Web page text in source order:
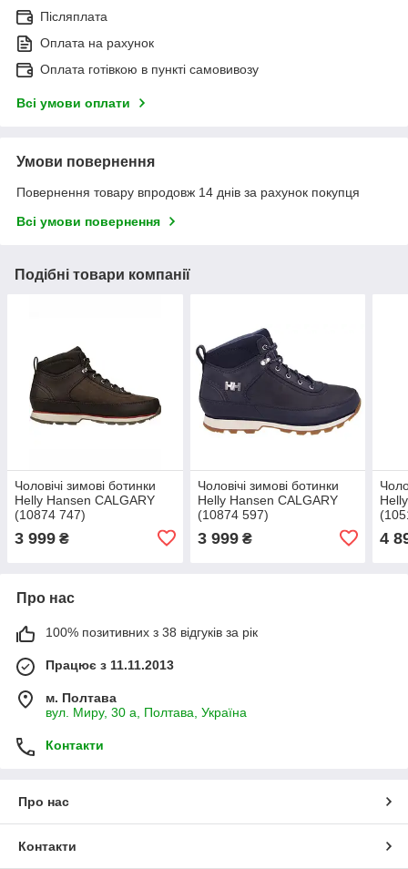
Післяплата
Оплата на рахунок
Оплата готівкою в пункті самовивозу
Всі умови оплати
Умови повернення
Повернення товару впродовж 14 днів за рахунок покупця
Всі умови повернення
Подібні товари компанії
Чоловічі зимові ботинки
Helly Hansen CALGARY
(10874 747)
3 999 ₴
Чоловічі зимові ботинки
Helly Hansen CALGARY
(10874 597)
3 999₴ 4
Про нас
100% позитивних з 38 відгуків за рік
Працює з 11.11.2013
м. Полтава
вул. Миру, 30 а, Полтава, Україна
Контакти
Про нас
Контакти